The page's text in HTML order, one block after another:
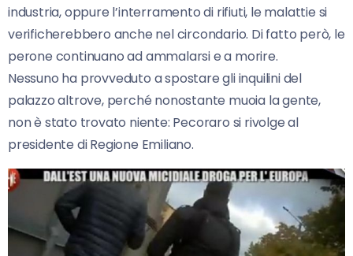
industria, oppure l’interramento di rifiuti, le malattie si
verificherebbero anche nel circondario. Di fatto però, le
perone continuano ad ammalarsi e a morire.
Nessuno ha provveduto a spostare gli inquilini del
palazzo altrove, perché nonostante muoia la gente,
non è stato trovato niente: Pecoraro si rivolge al
presidente di Regione Emiliano.